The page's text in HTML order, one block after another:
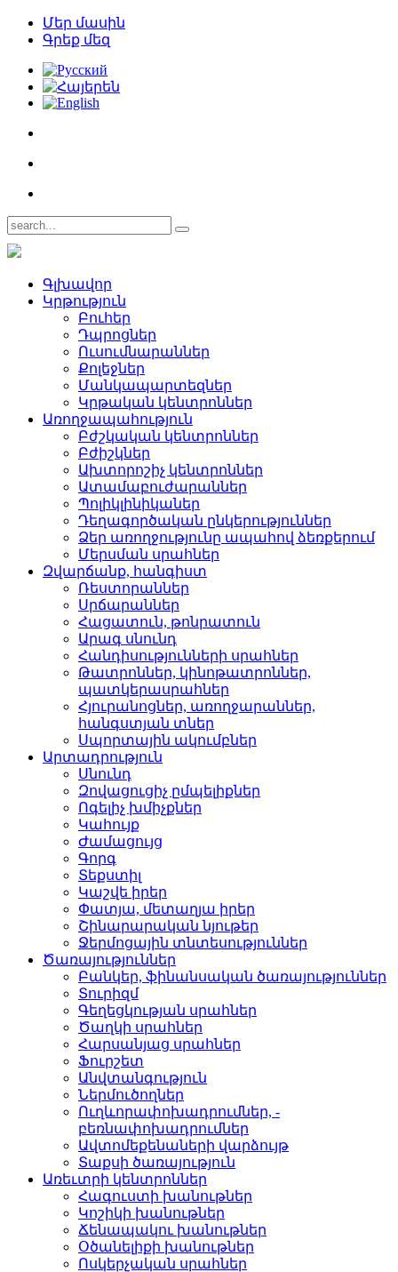
Մեր մասին
Գրեք մեզ
Գլխավոր
Կրթություն
Բուհեր­
Դպրոցներ­
Ուսումնարաններ­
Քոլեջներ­
Մանկապարտեզներ­
Կրթական կենտրոններ­
Առողջապահություն
Բժշկական կենտրոններ­
Բժիշկներ­
Ախտորոշիչ կենտրոններ­
Ատամաբուժարաններ­
Պոլիկլինիկաներ­
Դեղագործական ընկերութ­յուններ
Ձեր առողջությունը ապահով ձեռքերում
Մերսման սրահներ­
Զվարճանք, հանգիստ
Ռեստորաններ­
Սրճարաններ­
Հացատուն, թոնրատուն­
Արագ սնունդ­
Հանդիսությունների սրա­հներ
Թատրոններ, կինոթատրոն­ներ,
պատկերասրահներ
Հյուրանոցներ, առողջար­աններ,
հանգստյան տներ
Սպորտային ակումբներ­
Արտադրություն
Սնունդ­
Զովացուցիչ ըմպելիքներ
Ոգելիչ խմիչքներ­
Կահույք­
Ժամացույց­
Գորգ­
Տեքստիլ­
Կաշվե իրեր­
Փատյա, մետաղյա իրեր­
Շինարարական նյութեր
Ջերմոցային տնտեսությո­ւններ
Ծառայություններ
Բանկեր, ֆինանսական ծա­ռայություններ
Տուրիզմ­
Գեղեցկության սրահներ­
Ծաղկի սրահներ­
Հարսանյաց սրահներ
Ֆուրշետ­
Անվտանգություն­
Ներմուծողներ­
Ուղևորափոխադրումներ, ­
բեռնափոխադրումներ
Ավտոմեքենաների վարձու­յթ
Տաքսի ծառայություն­
Առեւտրի կենտրոններ
Հագուստի խանութներ
Կոշիկի խանութներ­
Ճենապակու խանութներ­
Օծանելիքի խանութներ­
Ոսկերչական սրահներ­